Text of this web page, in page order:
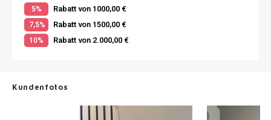
5% Rabatt von 1000,00 €
7,5% Rabatt von 1500,00 €
10% Rabatt von 2.000,00 €
Kundenfotos